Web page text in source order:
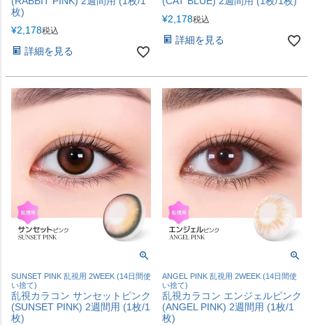
枚)
¥2,178税込
詳細を見る
¥2,178税込
詳細を見る
SUNSET PINK 乱視用 2WEEK (14日間使
い捨て)
乱視カラコン サンセットピンク
(SUNSET PINK) 2週間用 (1枚/1
枚)
ANGEL PINK 乱視用 2WEEK (14日間使
い捨て)
乱視カラコン エンジェルピンク
(ANGEL PINK) 2週間用 (1枚/1
枚)